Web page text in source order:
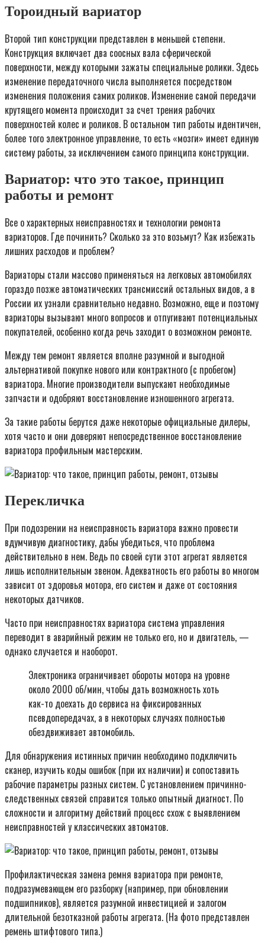
Тороидный вариатор
Второй тип конструкции представлен в меньшей степени.
Конструкция включает два соосных вала сферической
поверхности, между которыми зажаты специальные ролики. Здесь
изменение передаточного числа выполняется посредством
изменения положения самих роликов. Изменение самой передачи
крутящего момента происходит за счет трения рабочих
поверхностей колес и роликов. В остальном тип работы идентичен,
более того электронное управление, то есть «мозги» имеет единую
систему работы, за исключением самого принципа конструкции.
Вариатор: что это такое, принцип
работы и ремонт
Все о характерных неисправностях и технологии ремонта
вариаторов. Где починить? Сколько за это возьмут? Как избежать
лишних расходов и проблем?
Вариаторы стали массово применяться на легковых автомобилях
гораздо позже автоматических трансмиссий остальных видов, а в
России их узнали сравнительно недавно. Возможно, еще и поэтому
вариаторы вызывают много вопросов и отпугивают потенциальных
покупателей, особенно когда речь заходит о возможном ремонте.
Между тем ремонт является вполне разумной и выгодной
альтернативой покупке нового или контрактного (с пробегом)
вариатора. Многие производители выпускают необходимые
запчасти и одобряют восстановление изношенного агрегата.
За такие работы берутся даже некоторые официальные дилеры,
хотя часто и они доверяют непосредственное восстановление
вариатора профильным мастерским.
Перекличка
При подозрении на неисправность вариатора важно провести
вдумчивую диагностику, дабы убедиться, что проблема
действительно в нем. Ведь по своей сути этот агрегат является
лишь исполнительным звеном. Адекватность его работы во многом
зависит от здоровья мотора, его систем и даже от состояния
некоторых датчиков.
Часто при неисправностях вариатора система управления
переводит в аварийный режим не только его, но и двигатель, —
однако случается и наоборот.
Электроника ограничивает обороты мотора на уровне
около 2000 об/мин, чтобы дать возможность хоть
как-то доехать до сервиса на фиксированных
псевдопередачах, а в некоторых случаях полностью
обездвиживает автомобиль.
Для обнаружения истинных причин необходимо подключить
сканер, изучить коды ошибок (при их наличии) и сопоставить
рабочие параметры разных систем. С установлением причинно-
следственных связей справится только опытный диагност. По
сложности и алгоритму действий процесс схож с выявлением
неисправностей у классических автоматов.
Профилактическая замена ремня вариатора при ремонте,
подразумевающем его разборку (например, при обновлении
подшипников), является разумной инвестицией и залогом
длительной безотказной работы агрегата. (На фото представлен
ремень штифтового типа.)